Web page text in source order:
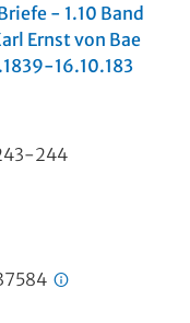
- 1.10 Band
Ernst von Bae
16.10.183
244